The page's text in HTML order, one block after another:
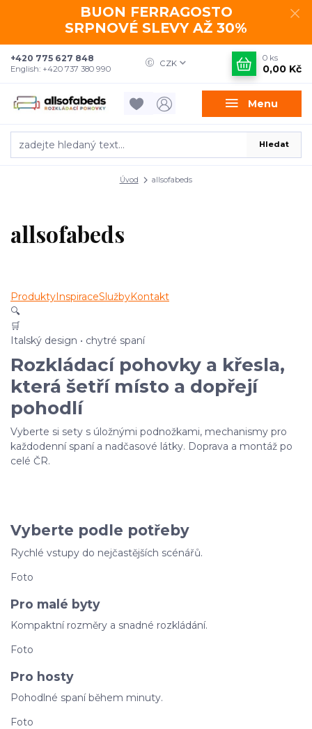
BUON FERRAGOSTO
SRPNOVÉ SLEVY AŽ 30%
Menu
CZK
Hledat
+420 775 627 848
English: +420 737 380 990
0 ks
0,00 Kč
Úvod allsofabeds
allsofabeds
ProduktyInspiraceSlužbyKontakt
🔍
🛒
Italský design • chytré spaní
Rozkládací pohovky a křesla,
která šetří místo a dopřejí
pohodlí
Vyberte si sety s úložnými podnožkami, mechanismy pro
každodenní spaní a nadčasové látky. Doprava a montáž po
celé ČR.
Vyberte podle potřeby
Rychlé vstupy do nejčastějších scénářů.
Foto
Pro malé byty
Kompaktní rozměry a snadné rozkládání.
Foto
Pro hosty
Pohodlné spaní během minuty.
Foto